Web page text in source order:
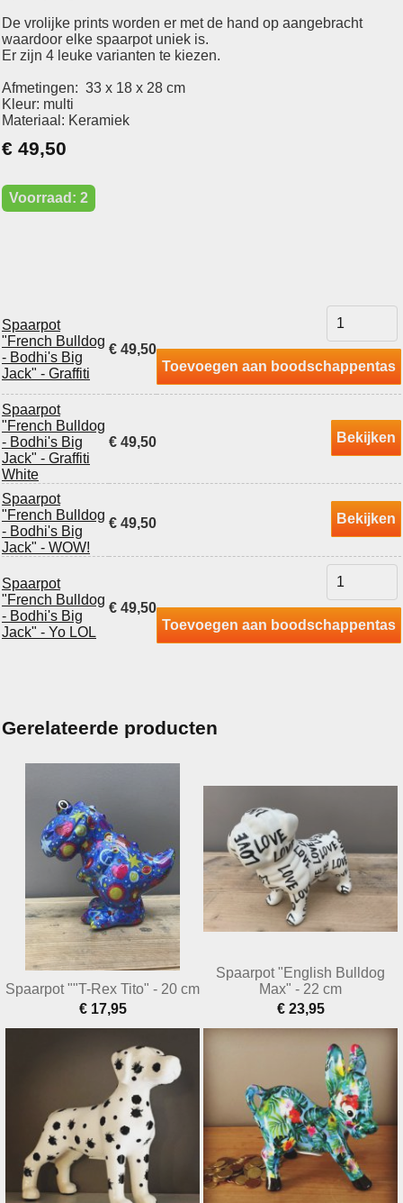
De vrolijke prints worden er met de hand op aangebracht
waardoor elke spaarpot uniek is.
Er zijn 4 leuke varianten te kiezen.
Afmetingen: 33 x 18 x 28 cm
Kleur: multi
Materiaal: Keramiek
€ 49,50
Voorraad: 2
Spaarpot
"French Bulldog
- Bodhi's Big
Jack" - Graffiti
€ 49,50
Toevoegen aan boodschappentas
Spaarpot
"French Bulldog
- Bodhi's Big
Jack" - Graffiti
White
€ 49,50 Bekijken
Spaarpot
"French Bulldog
- Bodhi's Big
Jack" - WOW!
€ 49,50 Bekijken
Spaarpot
"French Bulldog
- Bodhi's Big
Jack" - Yo LOL
€ 49,50
Toevoegen aan boodschappentas
Gerelateerde producten
Spaarpot ""T-Rex Tito" - 20 cm
€ 17,95
Spaarpot "English Bulldog
Max" - 22 cm
€ 23,95